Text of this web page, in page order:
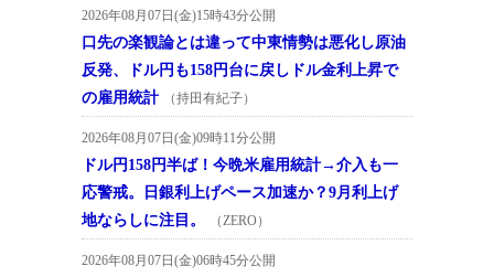
2026年08月07日(金)15時43分公開
口先の楽観論とは違って中東情勢は悪化し原油
反発、ドル円も158円台に戻しドル金利上昇で
の雇用統計
（持田有紀子）
2026年08月07日(金)09時11分公開
ドル円158円半ば！今晩米雇用統計→介入も一
応警戒。日銀利上げペース加速か？9月利上げ
地ならしに注目。
（ZERO）
2026年08月07日(金)06時45分公開